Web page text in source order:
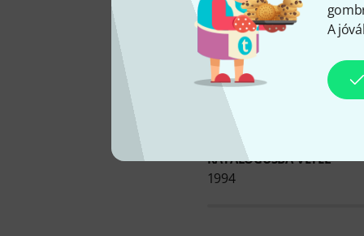
A
KATALÓGUSBA VÉTEL
1994